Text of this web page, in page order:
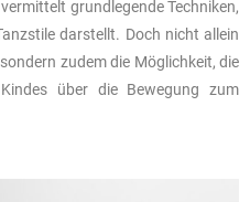
grundlegende Techniken,
darstellt. Doch nicht allein
zudem die Möglichkeit, die
über die Bewegung zum